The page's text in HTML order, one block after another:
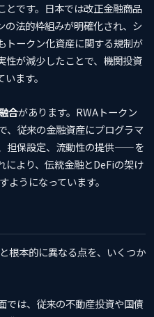
とです。日本では改正金融商品
法的枠組みが明確化され、シ
トークン化資産に関する規制が
性が減少したことで、機関投資
ます。
合があります。RWAトークン
、従来の金融資産にプログラマ
担保設定、流動性の提供——を
により、伝統金融とDeFiの架け
ようになっています。
根本的に異なる点を、いくつか
では、従来の不動産投資や国債